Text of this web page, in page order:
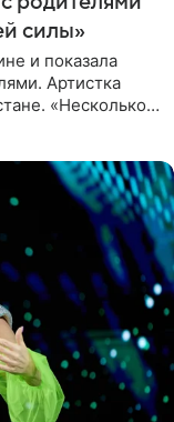
силы»
и показала
Артистка
«Несколько